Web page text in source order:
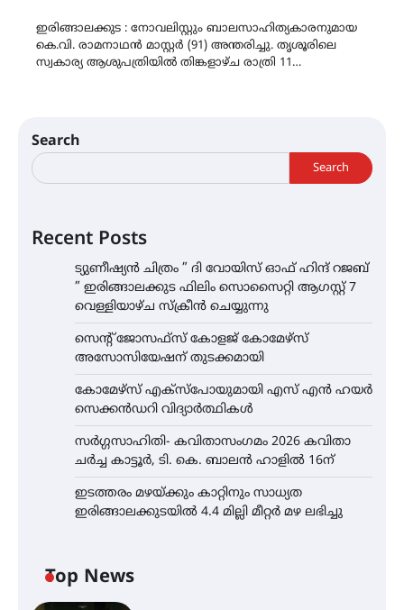
ഇരിങ്ങാലക്കുട : നോവലിസ്റ്റും ബാലസാഹിത്യകാരനുമായ
കെ.വി. രാമനാഥൻ മാസ്റ്റർ (91) അന്തരിച്ചു. തൃശൂരിലെ
സ്വകാര്യ ആശുപത്രിയിൽ തിങ്കളാഴ്ച രാത്രി 11…
Search
Search
Recent Posts
ട്യുണീഷ്യൻ ചിത്രം ” ദി വോയിസ് ഓഫ് ഹിന്ദ് റജബ്
” ഇരിങ്ങാലക്കുട ഫിലിം സൊസൈറ്റി ആഗസ്റ്റ് 7
വെള്ളിയാഴ്ച സ്‌ക്രീൻ ചെയ്യുന്നു
സെന്റ് ജോസഫ്സ് കോളജ് കോമേഴ്‌സ്
അസോസിയേഷന് തുടക്കമായി
കോമേഴ്സ് എക്സ്പോയുമായി എസ് എൻ ഹയർ
സെക്കൻഡറി വിദ്യാർത്ഥികൾ
സർഗ്ഗസാഹിതി- കവിതാസംഗമം 2026 കവിതാ
ചർച്ച കാട്ടൂർ, ടി. കെ. ബാലൻ ഹാളിൽ 16ന്
ഇടത്തരം മഴയ്ക്കും കാറ്റിനും സാധ്യത
ഇരിങ്ങാലക്കുടയിൽ 4.4 മില്ലി മീറ്റർ മഴ ലഭിച്ചു
Top News